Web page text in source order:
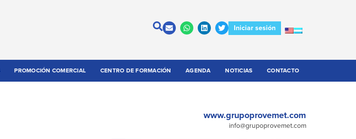
Iniciar sesión
PROMOCIÓN COMERCIAL CENTRO DE FORMACIÓN AGENDA NOTICIAS CONTACTO
www.grupoprovemet.com
info@grupoprovemet.com